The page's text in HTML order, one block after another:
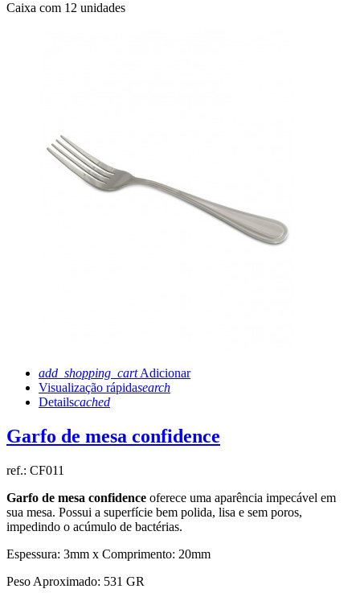
Caixa com 12 unidades
add_shopping_cart Adicionar
Visualização rápidasearch
Detailscached
Garfo de mesa confidence
ref.: CF011
Garfo de mesa confidence oferece uma aparência impecável em
sua mesa. Possui a superfície bem polida, lisa e sem poros,
impedindo o acúmulo de bactérias.
Espessura: 3mm x Comprimento: 20mm
Peso Aproximado: 531 GR